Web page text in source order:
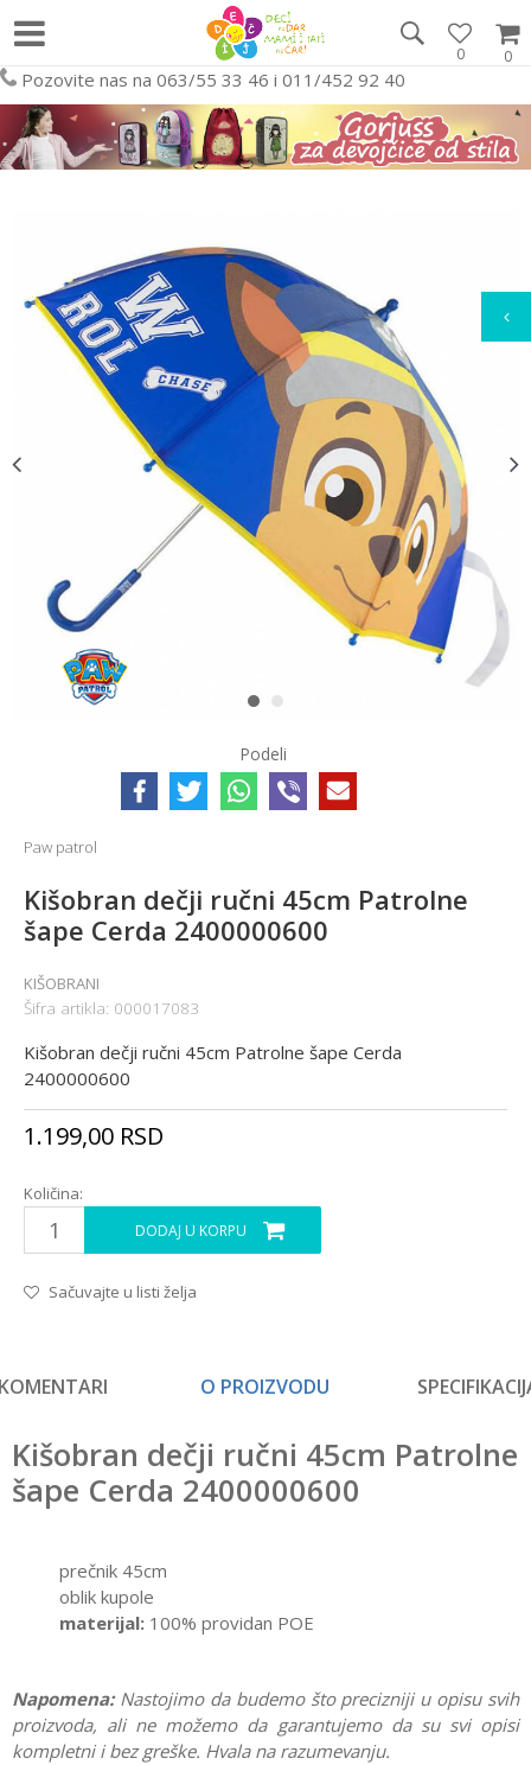
0
0
Pozovite nas na 063/55 33 46 i 011/452 92 40
1 2
Podeli
Paw patrol
Kišobran dečji ručni 45cm Patrolne
šape Cerda 2400000600
KIŠOBRANI
Šifra artikla: 000017083
Kišobran dečji ručni 45cm Patrolne šape Cerda
2400000600
1.199,00 RSD
Količina:
DODAJ U KORPU
Sačuvajte u listi želja
O PROIZVODU
Kišobran dečji ručni 45cm Patrolne
šape Cerda 2400000600
prečnik 45cm
oblik kupole
materijal: 100% providan POE
Napomena: Nastojimo da budemo što precizniji u opisu svih
proizvoda, ali ne možemo da garantujemo da su svi opisi
kompletni i bez greške. Hvala na razumevanju.